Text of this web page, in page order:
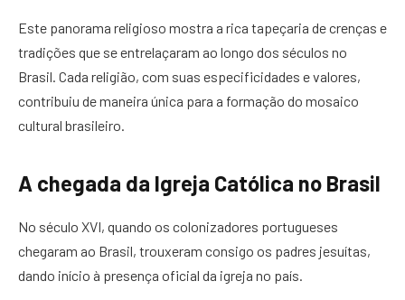
Este panorama religioso mostra a rica tapeçaria de crenças e
tradições que se entrelaçaram ao longo dos séculos no
Brasil. Cada religião, com suas especificidades e valores,
contribuiu de maneira única para a formação do mosaico
cultural brasileiro.
A chegada da Igreja Católica no Brasil
No século XVI, quando os colonizadores portugueses
chegaram ao Brasil, trouxeram consigo os padres jesuítas,
dando início à presença oficial da igreja no país.